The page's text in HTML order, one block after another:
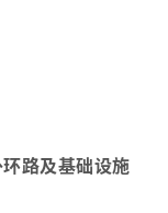
路及基础设施